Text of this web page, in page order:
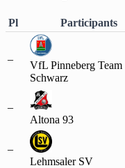
Pl Participants
–
VfL Pinneberg Team
Schwarz
–
Altona 93
–
Lehmsaler SV